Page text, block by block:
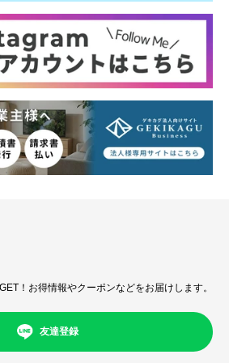
！お得情報やクーポンなどをお届けします。
友達登録